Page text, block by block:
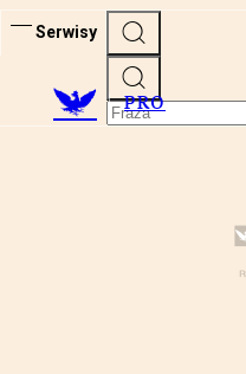
Serwisy
PRO